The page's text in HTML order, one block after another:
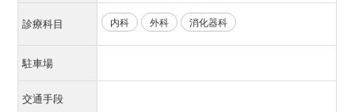
診療科目 内科 外科 消化器科
駐車場
交通手段